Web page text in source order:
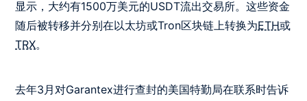
显示，大约有1500万美元的USDT流出交易所。这些资金
随后被转移并分别在以太坊或Tron区块链上转换为ETH或
TRX。
去年3月对Garantex进行查封的美国特勤局在联系时告诉